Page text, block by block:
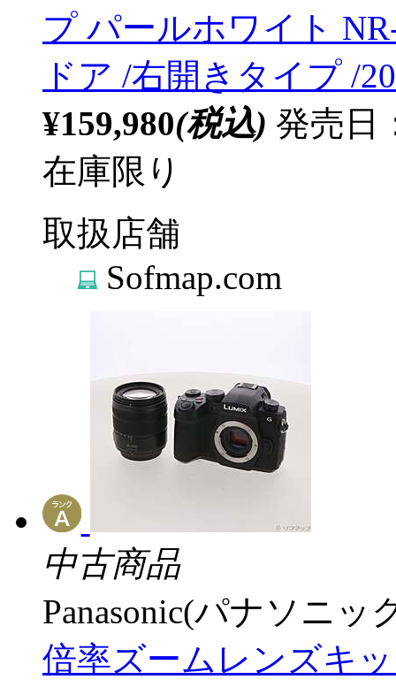
プ パールホワイト
ドア /右開きタイプ /
¥159,980(税込) 発売日
在庫限り
取扱店舗
Sofmap.com
中古商品
Panasonic(パナソニッ
倍率ズームレンズキ